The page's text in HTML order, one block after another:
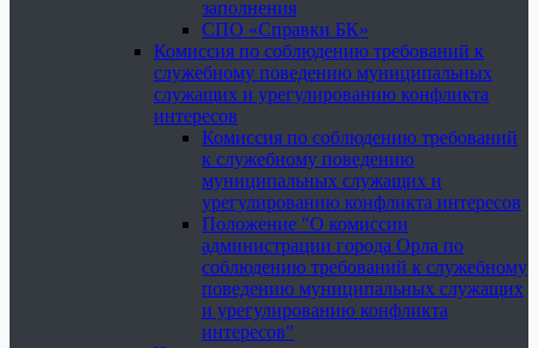
заполнения
СПО «Справки БК»
Комиссия по соблюдению требований к
служебному поведению муниципальных
служащих и урегулированию конфликта
интересов
Комиссия по соблюдению требований
к служебному поведению
муниципальных служащих и
урегулированию конфликта интересов
Положение "О комиссии
администрации города Орла по
соблюдению требований к служебному
поведению муниципальных служащих
и урегулированию конфликта
интересов"